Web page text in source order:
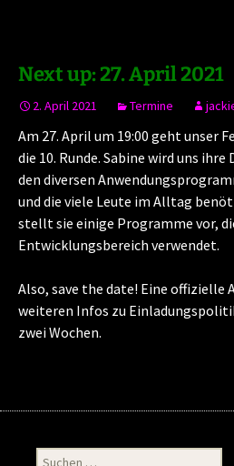
Next up: 27. April 2021
2. April 2021 Termine
Am 27. April um 19:00 geht unser
die 10. Runde. Sabine wird uns
den diversen
und die viele Leute im Alltag
stellt sie einige Programme vor,
Entwicklungsbereich verwendet.
Also, save the date! Eine offizielle
weiteren Infos zu
zwei Wochen.
Suchen